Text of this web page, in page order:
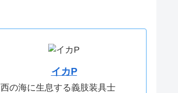
イカP
西の海に生息する義肢装具士